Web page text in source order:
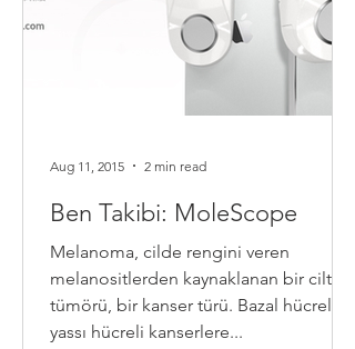
Ben Takibi: MoleScope
Melanoma, cilde rengini veren
melanositlerden kaynaklanan bir cilt
tümörü, bir kanser türü. Bazal hücreli ve
yassı hücreli kanserlere...
Aug 11, 2015 2 min read